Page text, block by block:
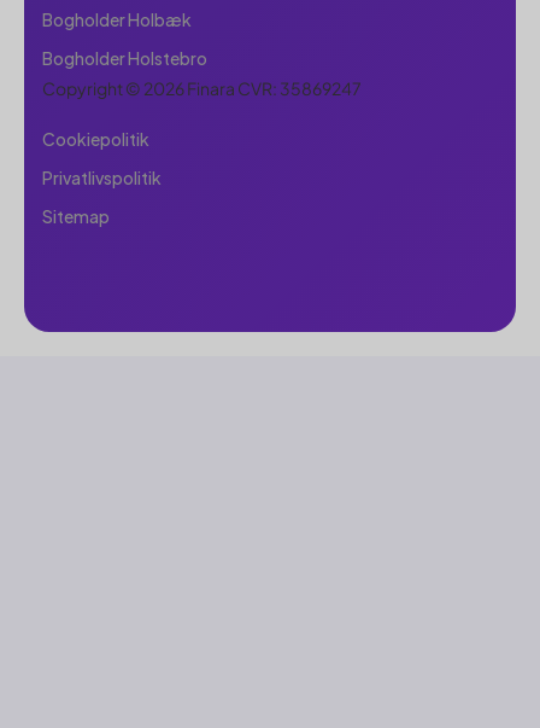
Bogholder Holbæk
Bogholder Holstebro
Copyright © 2026 Finara CVR: 35869247
Cookiepolitik
Privatlivspolitik
Sitemap